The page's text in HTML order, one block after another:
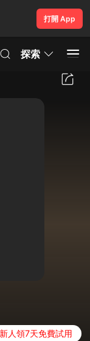
打開 App
探索
新人領7天免費試用